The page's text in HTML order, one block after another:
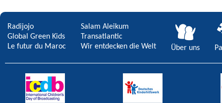
Radijojo
Global Green Kids
Le futur du Maroc
Salam Aleikum
Transatlantic
Wir entdecken die Welt
Über uns